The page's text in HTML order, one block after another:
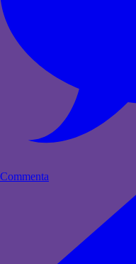
Commenta